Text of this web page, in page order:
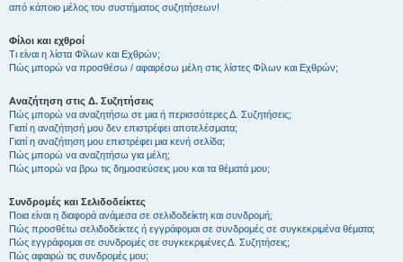
από κάποιο μέλος του συστήματος συζητήσεων!
Φίλοι και εχθροί
Τι είναι η λίστα Φίλων και Εχθρών;
Πώς μπορώ να προσθέσω / αφαιρέσω μέλη στις λίστες Φίλων και Εχθρών;
Αναζήτηση στις Δ. Συζητήσεις
Πώς μπορώ να αναζητήσω σε μια ή περισσότερες Δ. Συζητήσεις;
Γιατί η αναζήτησή μου δεν επιστρέφει αποτελέσματα;
Γιατί η αναζήτηση μου επιστρέφει μια κενή σελίδα;
Πώς μπορώ να αναζητήσω για μέλη;
Πώς μπορώ να βρω τις δημοσιεύσεις μου και τα θέματά μου;
Συνδρομές και Σελιδοδείκτες
Ποια είναι η διαφορά ανάμεσα σε σελιδοδείκτη και συνδρομή;
Πώς προσθέτω σελιδοδείκτες ή εγγράφομαι σε συνδρομές σε συγκεκριμένα θέματα;
Πώς εγγράφομαι σε συνδρομές σε συγκεκριμένες Δ. Συζητήσεις;
Πώς αφαιρώ τις συνδρομές μου;